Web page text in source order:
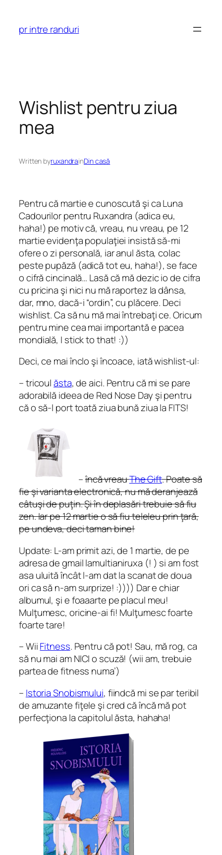
content
pr intre randuri
Wishlist pentru ziua
mea
Written byruxandrainDin casă
Pentru că martie e cunoscută şi ca Luna
Cadourilor pentru Ruxandra (adica eu,
haha!) pe motiv că, vreau, nu vreau, pe 12
martie evidenţa populaţiei insistă să-mi
ofere o zi personală, iar anul ăsta, colac
peste pupăză (adică tot eu, haha!), se face
o cifră cincinală… Lasă că mă dezic io de cifra
cu pricina şi nici nu mă raportez la dânsa,
dar, mno, dacă-i “ordin”, cu plăcere. Deci
wishlist. Ca să nu mă mai întrebaţi ce. Oricum
pentru mine cea mai importantă e pacea
mondială, I stick to that! :))
Deci, ce mai înclo şi încoace, iată wishlist-ul:
– tricoulăsta, de aici. Pentru că mi se pare
adorabilă ideea de Red Nose Day şi pentru
că o să-l port toată ziua bună ziua la FITS!
–încă vreauThe Gift. Poate să
fie şi varianta electronică, nu mă deranjează
câtuşi de puţin. Şi în deplasări trebuie să fiu
zen. Iar pe 12 martie o să fiu teleleu prin ţară,
pe undeva, deci taman bine!
Update: L-am primit azi, de 1 martie, de pe
adresa de gmail lamultianiruxa (! ) si am fost
asa uluită încât l-am dat la scanat de doua
ori ca să n-am surprize! :)))) Dar e chiar
albumul, şi e foaaarte pe placul meu!
Mulţumesc, oricine-ai fi! Mulţumesc foarte
foarte tare!
– WiiFitness. Pentru că pot! Sau, mă rog, ca
să nu mai am NICI o scuză! (wii am, trebuie
partea de fitness numa’)
– Istoria Snobismului, fiindcă mi se par teribil
de amuzante fiţele şi cred că încă mă pot
perfecţiona la capitolul ăsta, hahaha!